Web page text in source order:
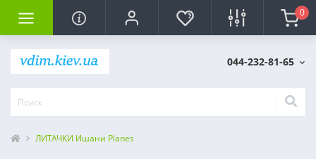
0
044-232-81-65
ЛИТАЧКИ Ишани Planes